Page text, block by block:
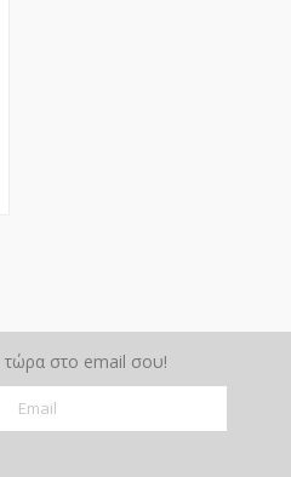
τώρα στο email σου!